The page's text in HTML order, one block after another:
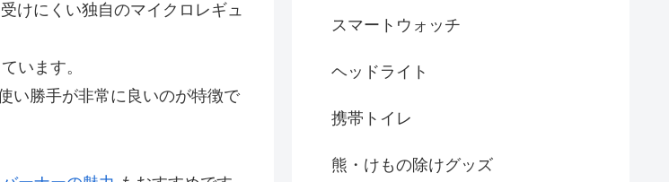
けにくい独自のマイクロレギュ
います。
い勝手が非常に良いのが特徴で
スマートウォッチ
ヘッドライト
携帯トイレ
熊・けもの除けグッズ